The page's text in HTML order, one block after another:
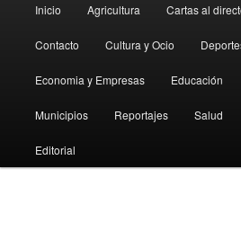
principal
Inicio Agricultura Cartas al
Contacto Cultura y Ocio
Economia y Empresas Educación
Municipios Reportajes Salud
Editorial